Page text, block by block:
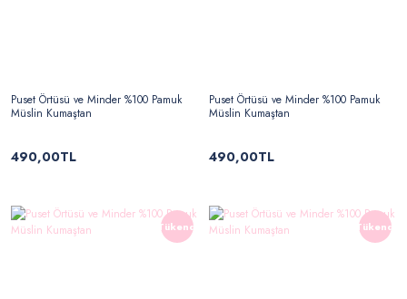
Puset Örtüsü ve Minder %100 Pamuk
Müslin Kumaştan
490,00TL
Puset Örtüsü ve Minder %100 Pamuk
Müslin Kumaştan
490,00TL
Tükendi Tükendi